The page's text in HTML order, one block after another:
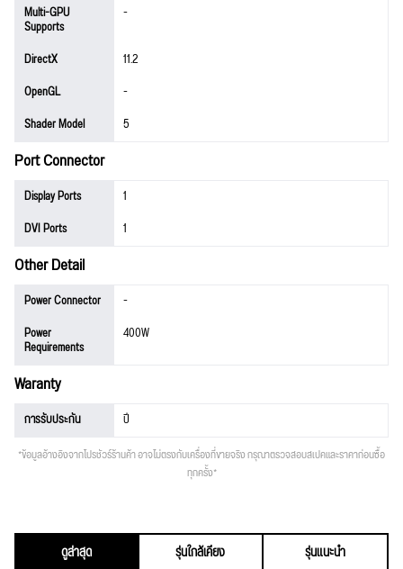
Multi-GPU
Supports
-
DirectX
11.2
OpenGL
-
Shader Model
5
Port Connector
Display Ports
1
DVI Ports
1
Other Detail
Power Connector
-
Power
Requirements
400W
Waranty
การรับประกัน ปี
*ข้อมูลอ้างอิงจากโปรชัวร์ร้านค้า อาจไม่ตรงกับเครื่องที่ขายจริง กรุณาตรวจสอบสเปคและราคาก่อนซื้อ
ทุกครั้ง*
ดูล่าสุด รุ่นใกล้เคียง รุ่นแนะนำ